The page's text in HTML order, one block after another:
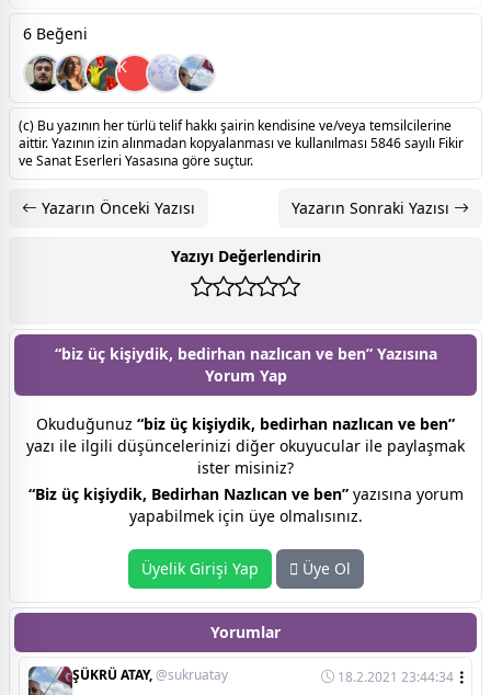
6 Beğeni
K
(c) Bu yazının her türlü telif hakkı şairin kendisine ve/veya temsilcilerine
aittir. Yazının izin alınmadan kopyalanması ve kullanılması 5846 sayılı Fikir
ve Sanat Eserleri Yasasına göre suçtur.
Yazarın Önceki Yazısı Yazarın Sonraki Yazısı
Yazıyı Değerlendirin
“biz üç kişiydik, bedirhan nazlıcan ve ben” Yazısına
Yorum Yap
Okuduğunuz “biz üç kişiydik, bedirhan nazlıcan ve ben”
yazı ile ilgili düşüncelerinizi diğer okuyucular ile paylaşmak
ister misiniz?
“Biz üç kişiydik, Bedirhan Nazlıcan ve ben”yazısına yorum
yapabilmek için üye olmalısınız.
Üyelik Girişi Yap Üye Ol
Yorumlar
ŞÜKRÜ ATAY,@sukruatay 18.2.2021 23:44:34